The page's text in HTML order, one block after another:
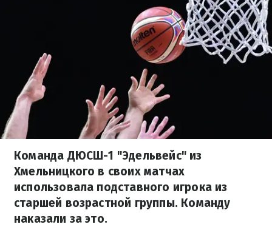
Команда ДЮСШ-1 "Эдельвейс" из
Хмельницкого в своих матчах
использовала подставного игрока из
старшей возрастной группы. Команду
наказали за это.